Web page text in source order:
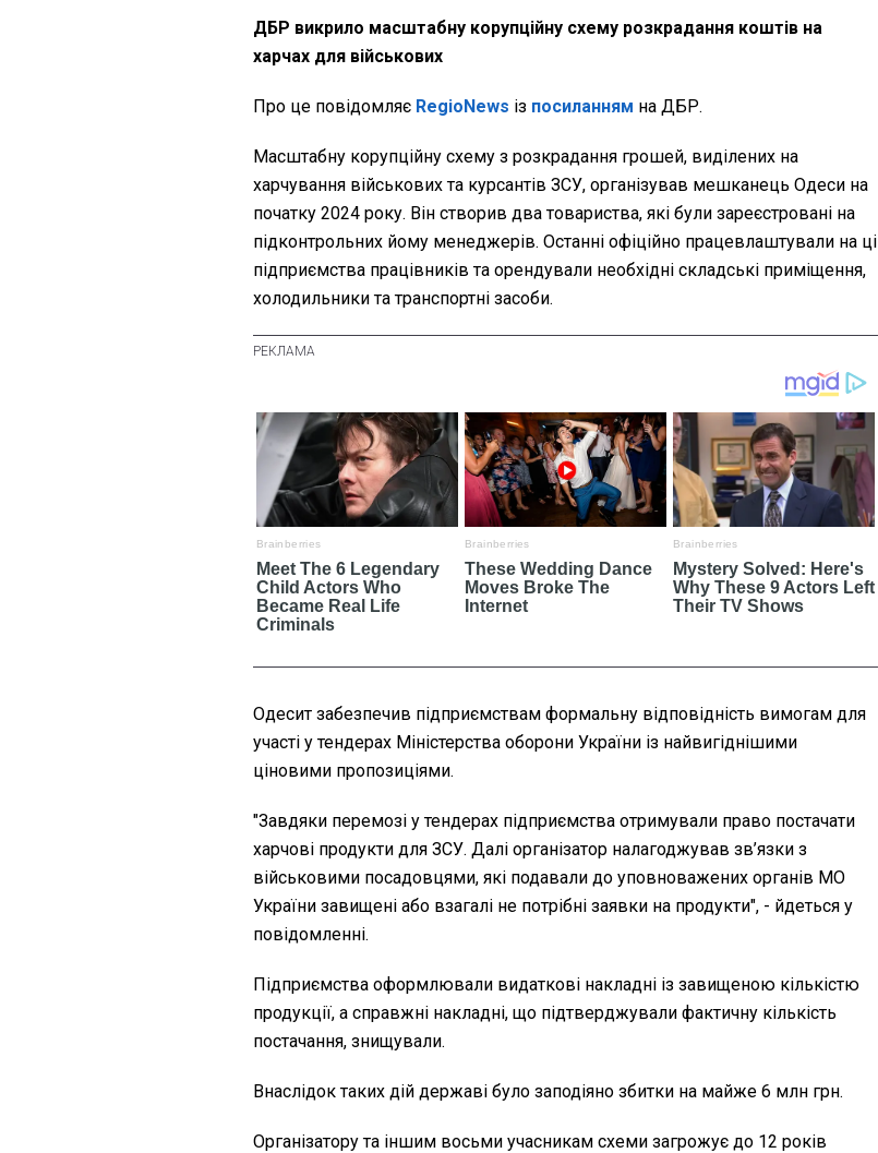
ДБР викрило масштабну корупційну схему розкрадання коштів на
харчах для військових
Про це повідомляє RegioNews із посиланням на ДБР.
Масштабну корупційну схему з розкрадання грошей, виділених на
харчування військових та курсантів ЗСУ, організував мешканець Одеси на
початку 2024 року. Він створив два товариства, які були зареєстровані на
підконтрольних йому менеджерів. Останні офіційно працевлаштували на ці
підприємства працівників та орендували необхідні складські приміщення,
холодильники та транспортні засоби.
Одесит забезпечив підприємствам формальну відповідність вимогам для
участі у тендерах Міністерства оборони України із найвигіднішими
ціновими пропозиціями.
"Завдяки перемозі у тендерах підприємства отримували право постачати
харчові продукти для ЗСУ. Далі організатор налагоджував зв’язки з
військовими посадовцями, які подавали до уповноважених органів МО
України завищені або взагалі не потрібні заявки на продукти", - йдеться у
повідомленні.
Підприємства оформлювали видаткові накладні із завищеною кількістю
продукції, а справжні накладні, що підтверджували фактичну кількість
постачання, знищували.
Внаслідок таких дій державі було заподіяно збитки на майже 6 млн грн.
Організатору та іншим восьми учасникам схеми загрожує до 12 років